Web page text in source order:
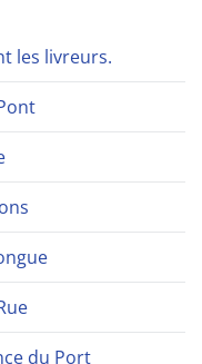
les livreurs.
du Port